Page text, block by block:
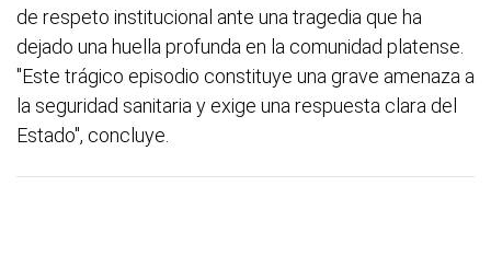
de respeto institucional ante una tragedia que ha
dejado una huella profunda en la comunidad platense.
"Este trágico episodio constituye una grave amenaza a
la seguridad sanitaria y exige una respuesta clara del
Estado", concluye.